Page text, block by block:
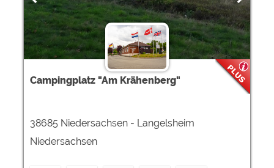
Campingplatz "Am Krähenberg"
38685 Niedersachsen - Langelsheim
Niedersachsen